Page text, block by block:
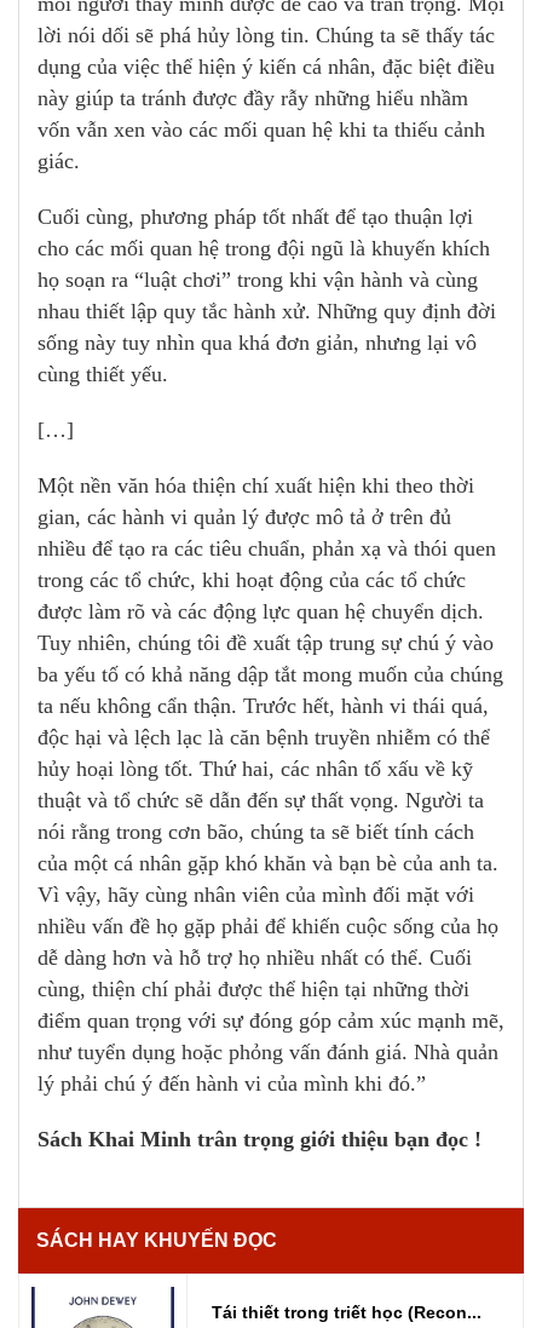
lời nói dối sẽ phá hủy lòng tin. Chúng ta sẽ thấy tác
dụng của việc thể hiện ý kiến cá nhân, đặc biệt điều
này giúp ta tránh được đầy rẫy những hiểu nhầm
vốn vẫn xen vào các mối quan hệ khi ta thiếu cảnh
giác.
Cuối cùng, phương pháp tốt nhất để tạo thuận lợi
cho các mối quan hệ trong đội ngũ là khuyến khích
họ soạn ra “luật chơi” trong khi vận hành và cùng
nhau thiết lập quy tắc hành xử. Những quy định đời
sống này tuy nhìn qua khá đơn giản, nhưng lại vô
cùng thiết yếu.
[…]
Một nền văn hóa thiện chí xuất hiện khi theo thời
gian, các hành vi quản lý được mô tả ở trên đủ
nhiều để tạo ra các tiêu chuẩn, phản xạ và thói quen
trong các tổ chức, khi hoạt động của các tổ chức
được làm rõ và các động lực quan hệ chuyển dịch.
Tuy nhiên, chúng tôi đề xuất tập trung sự chú ý vào
ba yếu tố có khả năng dập tắt mong muốn của chúng
ta nếu không cẩn thận. Trước hết, hành vi thái quá,
độc hại và lệch lạc là căn bệnh truyền nhiễm có thể
hủy hoại lòng tốt. Thứ hai, các nhân tố xấu về kỹ
thuật và tổ chức sẽ dẫn đến sự thất vọng. Người ta
nói rằng trong cơn bão, chúng ta sẽ biết tính cách
của một cá nhân gặp khó khăn và bạn bè của anh ta.
Vì vậy, hãy cùng nhân viên của mình đối mặt với
nhiều vấn đề họ gặp phải để khiến cuộc sống của họ
dễ dàng hơn và hỗ trợ họ nhiều nhất có thể. Cuối
cùng, thiện chí phải được thể hiện tại những thời
điểm quan trọng với sự đóng góp cảm xúc mạnh mẽ,
như tuyển dụng hoặc phỏng vấn đánh giá. Nhà quản
lý phải chú ý đến hành vi của mình khi đó.”
Sách Khai Minh trân trọng giới thiệu bạn đọc !
SÁCH HAY KHUYẾN ĐỌC
Tái thiết trong triết học (Recon...